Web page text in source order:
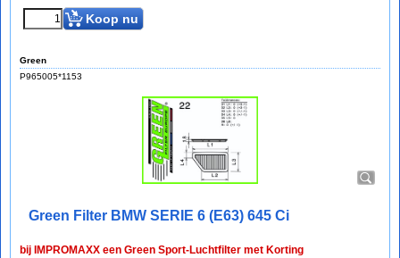
Koop nu
Green
P965005*1153
Green Filter BMW SERIE 6 (E63) 645 Ci
bij IMPROMAXX een Green Sport-Luchtfilter met Korting